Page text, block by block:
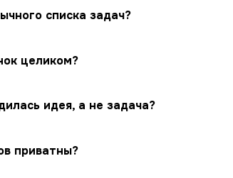
списка задач?
целиком?
идея, а не задача?
приватны?